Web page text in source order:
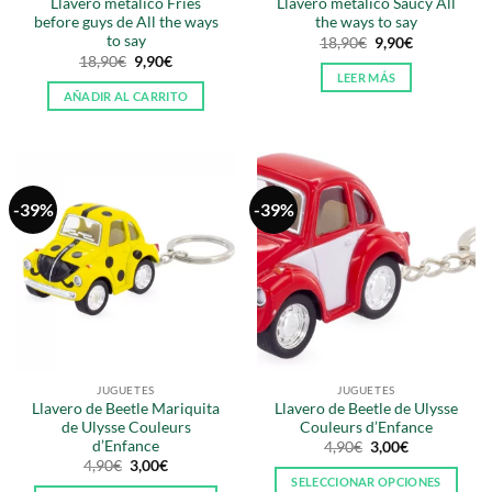
Llavero metálico Fries
before guys de All the ways
to say
18,90€ El
precio
original
era:
9,90€El
actual
es:
AÑADIR AL CARRITO
Llavero metálico Saucy All
the ways to say
18,90€ El
precio
original
era:
9,90€El
LEER MÁS
-39%
JUGUETES
Llavero de Beetle Mariquita
de Ulysse Couleurs
d’Enfance
4,90€ El
precio
3,00€El
-39%
JUGUETES
Llavero de Beetle de Ulysse
Couleurs d’Enfance
4,90€ El
precio
original
3,00€El
actual
SELECCIONAR OPCIONES